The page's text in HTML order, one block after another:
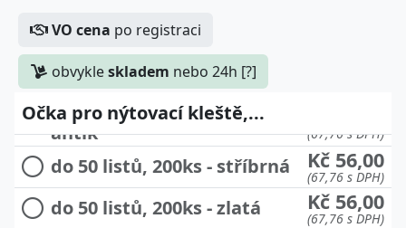
VO cena po registraci
obvykleskladem nebo 24h [?]
Očka pro nýtovací kleště,...
do 30 listů, 200ks - stříbrná
do 30 listů, 200ks - zlatá
do 50 listů, 200ks - černá
antik (67,76 s DPH)
do 50 listů, 200ks - stříbrná Kč 56,00
(67,76 s DPH)
do 50 listů, 200ks - zlatá Kč 56,00
(67,76 s DPH)